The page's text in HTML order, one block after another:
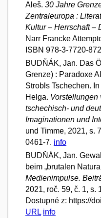
Aleš. 30 Jahre
Zentraleuropa :
Kultur – Herrschaft –
Narr Francke
ISBN 978-3-7720-
BUDŇÁK, Jan. Das
Grenze) : Paradoxe
Strobls Tschechen.
Helga. Vorstellungen
tschechisch- und
Imaginationen und
und Timme, 2021, s.
0461-7. info
BUDŇÁK, Jan.
beim „brutalen
Medienimpulse.
2021, roč. 59, č. 1, s.
Dostupné z: https://
URL info